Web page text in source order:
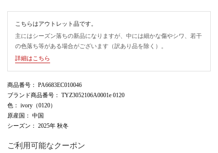
こちらはアウトレット品です。
主にはシーズン落ちの新品になりますが、中には細かな傷やシワ、若干
の色落ち等がある場合がございます（訳あり品を除く）。
詳細はこちら
商品番号 ： PA6683EC010046
ブランド商品番号 ： TYZ3052106A0001e 0120
色 ： ivory（0120）
原産国 ： 中国
シーズン ： 2025年 秋冬
ご利用可能なクーポン